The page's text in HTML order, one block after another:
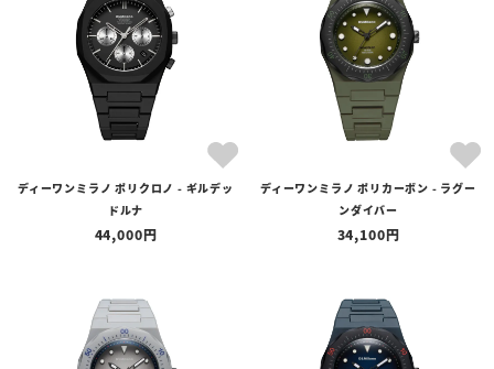
ディーワンミラノ ポリクロノ - ギルデッ
ドルナ
44,000
ディーワンミラノ ポリカーボン - ラグー
ンダイバー
34,100